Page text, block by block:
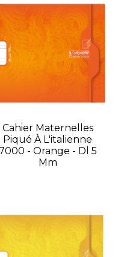
Cahier Maternelles
Piqué À L'italienne
- Orange - Dl 5
Mm